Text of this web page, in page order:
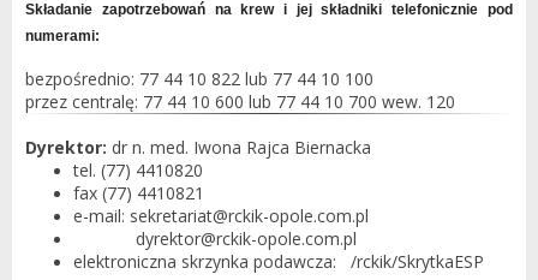
Składanie zapotrzebowań na krew i jej składniki telefonicznie pod
numerami:
bezpośrednio: 77 44 10 822 lub 77 44 10 100
przez centralę: 77 44 10 600 lub 77 44 10 700 wew. 120
Dyrektor: dr n. med. Iwona Rajca Biernacka
tel. (77) 4410820
fax (77) 4410821
e-mail: sekretariat@rckik-opole.com.pl
dyrektor@rckik-opole.com.pl
elektroniczna skrzynka podawcza: /rckik/SkrytkaESP